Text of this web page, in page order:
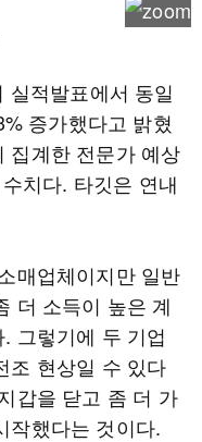
실적발표에서 동일
증가했다고 밝혔
집계한 전문가 예상
치다. 타깃은 연내
매업체이지만 일반
더 소득이 높은 계
그렇기에 두 기업
조 현상일 수 있다
갑을 닫고 좀 더 가
작했다는 것이다.